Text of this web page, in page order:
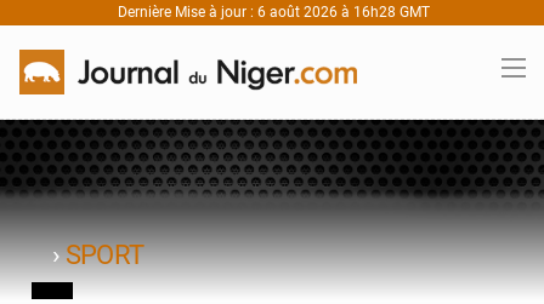
Dernière Mise à jour : 6 août 2026 à 16h28 GMT
›SPORT